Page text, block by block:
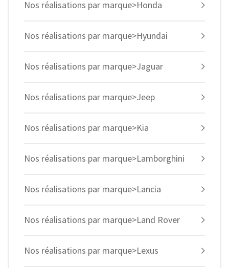
Nos réalisations par marque>Honda
Nos réalisations par marque>Hyundai
Nos réalisations par marque>Jaguar
Nos réalisations par marque>Jeep
Nos réalisations par marque>Kia
Nos réalisations par marque>Lamborghini
Nos réalisations par marque>Lancia
Nos réalisations par marque>Land Rover
Nos réalisations par marque>Lexus